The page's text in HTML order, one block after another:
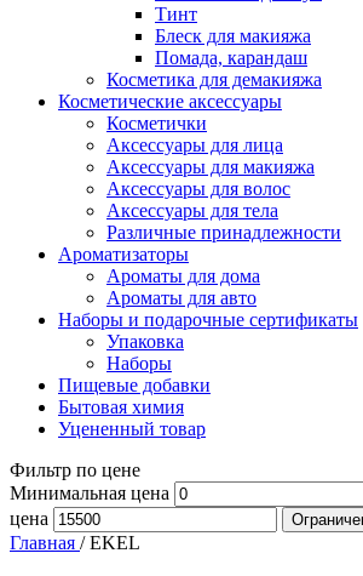
Тинт
Блеск для макияжа
Помада, карандаш
Косметика для демакияжа
Косметические аксессуары
Косметички
Аксессуары для лица
Аксессуары для макияжа
Аксессуары для волос
Аксессуары для тела
Различные принадлежности
Ароматизаторы
Ароматы для дома
Ароматы для авто
Наборы и подарочные сертификаты
Упаковка
Наборы
Пищевые добавки
Бытовая химия
Уцененный товар
Фильтр по цене
Минимальная цена
цена
Главная / EKEL